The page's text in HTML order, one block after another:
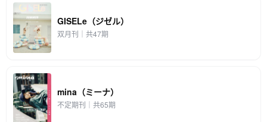
GISELe（ジゼル）
双月刊｜共47期
mina（ミーナ）
不定期刊｜共65期